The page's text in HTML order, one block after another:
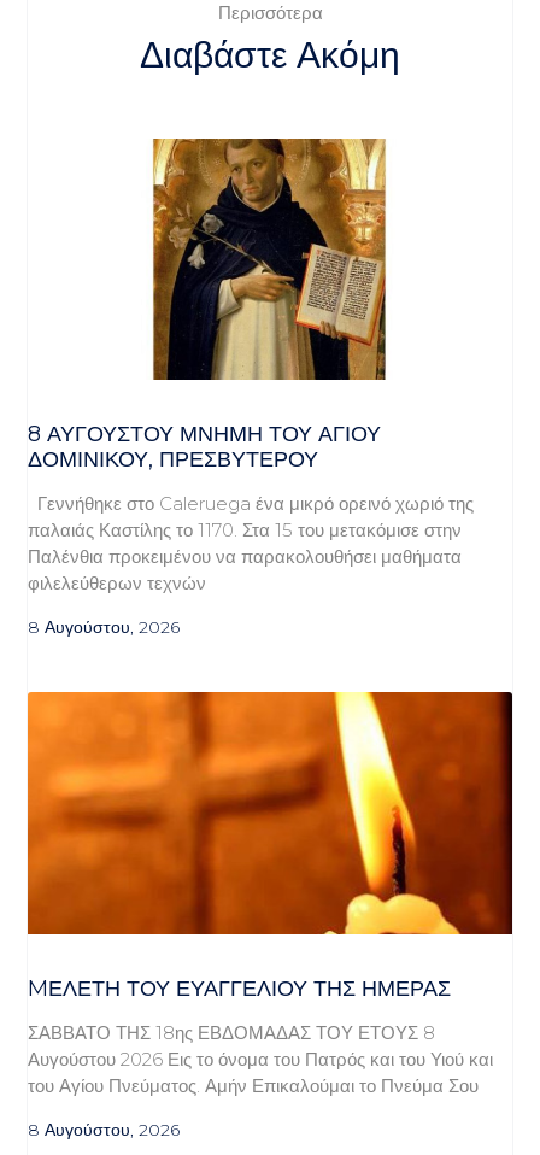
Περισσότερα
Διαβάστε Ακόμη
8 ΑΥΓΟΥΣΤΟΥ ΜΝΗΜΗ ΤΟΥ ΑΓΙΟΥ
ΔΟΜΙΝΙΚΟΥ, ΠΡΕΣΒΥΤΕΡΟΥ
Γεννήθηκε στο Caleruega ένα μικρό ορεινό χωριό της
παλαιάς Καστίλης το 1170. Στα 15 του μετακόμισε στην
Παλένθια προκειμένου να παρακολουθήσει μαθήματα
φιλελεύθερων τεχνών
8 Αυγούστου, 2026
MΕΛΈΤΗ ΤΟΥ ΕΥΑΓΓΕΛΊΟΥ ΤΗΣ ΗΜΈΡΑΣ
ΣΑΒΒΑΤΟ ΤΗΣ 18ης ΕΒΔΟΜΑΔΑΣ ΤΟΥ ΕΤΟΥΣ 8
Αυγούστου 2026 Εις το όνομα του Πατρός και του Υιού και
του Αγίου Πνεύματος. Αμήν Επικαλούμαι το Πνεύμα Σου
8 Αυγούστου, 2026